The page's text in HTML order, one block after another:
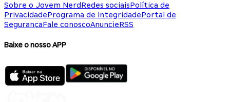
Sobre o Jovem NerdRedes sociaisPolítica de
PrivacidadePrograma de IntegridadePortal de
SegurançaFale conoscoAnuncieRSS
Baixe o nosso APP